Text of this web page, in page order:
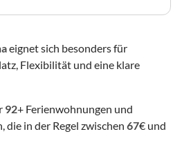
eignet sich besonders für
Flexibilität und eine klare
92+ Ferienwohnungen und
die in der Regel zwischen 67€ und